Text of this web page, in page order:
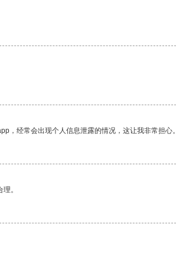
，经常会出现个人信息泄露的情况，这让我非常担心。
。